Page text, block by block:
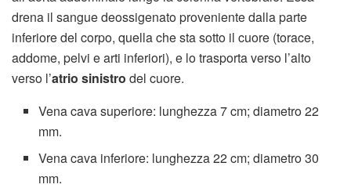
drena il sangue deossigenato proveniente dalla parte
inferiore del corpo, quella che sta sotto il cuore (torace,
addome, pelvi e arti inferiori), e lo trasporta verso l’alto
verso l’atrio sinistro del cuore.
Vena cava superiore: lunghezza 7 cm; diametro 22
mm.
Vena cava inferiore: lunghezza 22 cm; diametro 30
mm.